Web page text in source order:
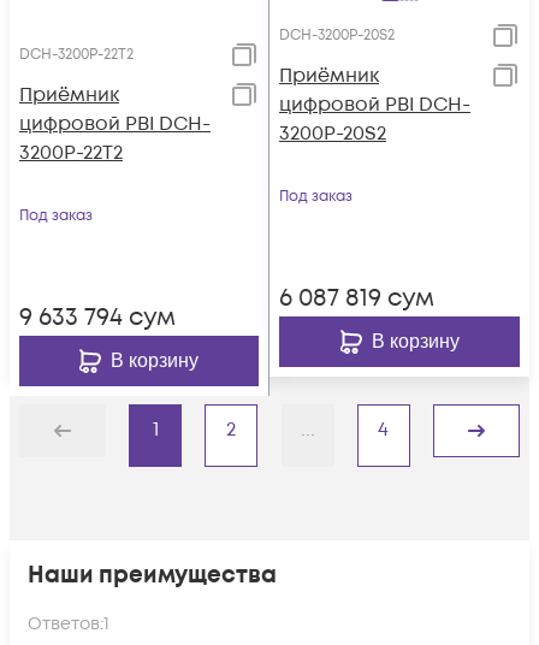
DCH-3200P-22T2
Приёмник
цифровой PBI DCH-
3200P-22T2
Под заказ
9 633 794 сум
В корзину
DCH-3200P-20S2
Приёмник
цифровой PBI DCH-
3200P-20S2
Под заказ
6 087 819 сум
В корзину
Назад
1 2 ... 4
Дальше
Наши преимущества
Ответов:1